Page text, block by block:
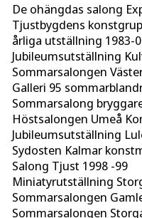
De ohängdas salong
Tjustbygdens
årliga utställning 1983-
Jubileumsutställning
Sommarsalongen
Galleri 95
Sommarsalong
Höstsalongen Umeå
Jubileumsutställning
Sydosten Kalmar
Salong Tjust 1998 -99
Miniatyrutställning
Sommarsalongen
Sommarsalongen